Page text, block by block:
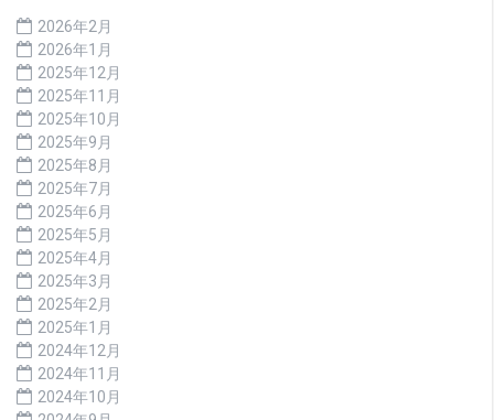
2026年2月
2026年1月
2025年12月
2025年11月
2025年10月
2025年9月
2025年8月
2025年7月
2025年6月
2025年5月
2025年4月
2025年3月
2025年2月
2025年1月
2024年12月
2024年11月
2024年10月